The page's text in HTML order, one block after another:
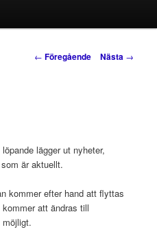
Inläggsnavigering
← Föregående Nästa →
lägger ut nyheter,
är aktuellt.
kommer efter hand att flyttas
att ändras till